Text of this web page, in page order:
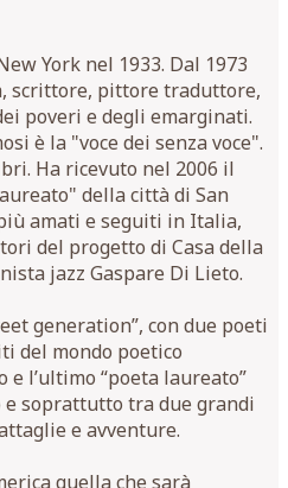
York nel 1933. Dal 1973
scrittore, pittore traduttore,
poveri e degli emarginati.
è la "voce dei senza voce".
Ha ricevuto nel 2006 il
della città di San
amati e seguiti in Italia,
del progetto di Casa della
jazz Gaspare Di Lieto.
generation”, con due poeti
del mondo poetico
l’ultimo “poeta laureato”
e soprattutto tra due grandi
e avventure.
quella che sarà